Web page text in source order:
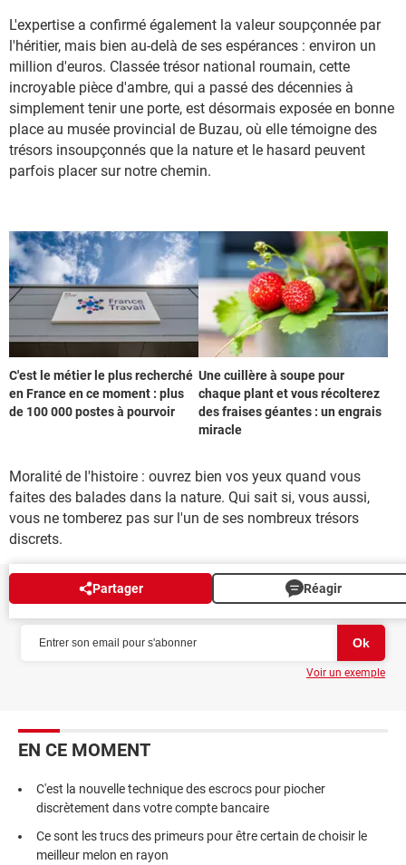
L'expertise a confirmé également la valeur soupçonnée par
l'héritier, mais bien au-delà de ses espérances : environ un
million d'euros. Classée trésor national roumain, cette
incroyable pièce d'ambre, qui a passé des décennies à
simplement tenir une porte, est désormais exposée en bonne
place au musée provincial de Buzau, où elle témoigne des
trésors insoupçonnés que la nature et le hasard peuvent
parfois placer sur notre chemin.
C'est le métier le plus recherché
en France en ce moment : plus
de 100 000 postes à pourvoir
Une cuillère à soupe pour
chaque plant et vous récolterez
des fraises géantes : un engrais
miracle
Moralité de l'histoire : ouvrez bien vos yeux quand vous
faites des balades dans la nature. Qui sait si, vous aussi,
vous ne tomberez pas sur l'un de ses nombreux trésors
discrets.
Partager Réagir
NEWSLETTER
Voir un exemple
EN CE MOMENT
C'est la nouvelle technique des escrocs pour piocher
discrètement dans votre compte bancaire
Ce sont les trucs des primeurs pour être certain de choisir le
meilleur melon en rayon